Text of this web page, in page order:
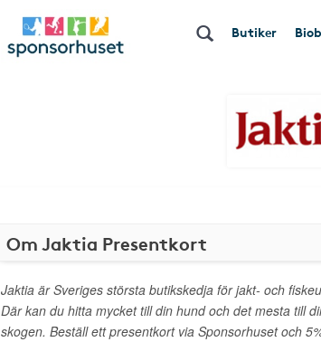
Butiker
Om Jaktia Presentkort
Jaktia är Sveriges största butikskedja för jakt- och
Där kan du hitta mycket till din hund och det mesta till
skogen. Beställ ett presentkort via Sponsorhuset och